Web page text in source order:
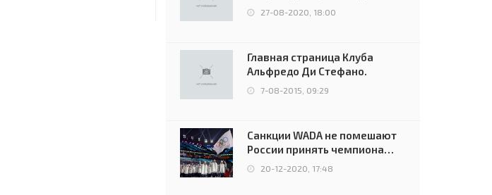
(Тетово, Северная
Македония) - 0:2 (0:0)
27-08-2020, 18:00
Главная страница Клуба
Альфредо Ди Стефано.
7-08-2015, 09:29
Санкции WADA не помешают
России принять чемпионат
Европы и финал Лиги
чемпионов.
20-12-2020, 17:48